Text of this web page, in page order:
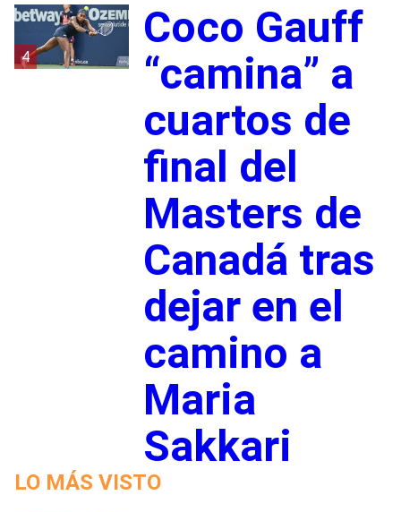
4
Coco Gauff
“camina” a
cuartos de
final del
Masters de
Canadá tras
dejar en el
camino a
Maria
Sakkari
LO MÁS VISTO